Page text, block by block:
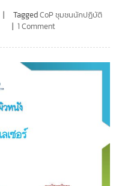
TaggedCoP ชุมชนนักปฏิบัติ
1 Comment